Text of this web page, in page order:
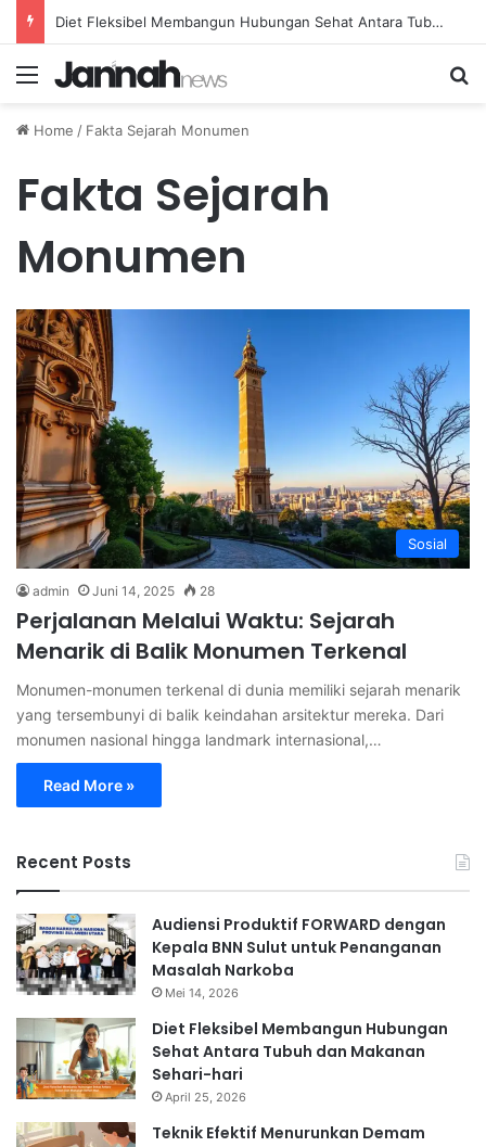
Diet Fleksibel Membangun Hubungan Sehat Antara Tubuh dan Makanan Sehari-hari
Menu
Home / Fakta Sejarah Monumen
Fakta Sejarah
Monumen
Sosial
admin Juni 14, 2025 28
Perjalanan Melalui Waktu: Sejarah
Menarik di Balik Monumen Terkenal
Monumen-monumen terkenal di dunia memiliki sejarah menarik
yang tersembunyi di balik keindahan arsitektur mereka. Dari
monumen nasional hingga landmark internasional,…
Read More »
Recent Posts
Audiensi Produktif FORWARD dengan
Kepala BNN Sulut untuk Penanganan
Masalah Narkoba
Mei 14, 2026
Diet Fleksibel Membangun Hubungan
Sehat Antara Tubuh dan Makanan
Sehari-hari
April 25, 2026
Teknik Efektif Menurunkan Demam